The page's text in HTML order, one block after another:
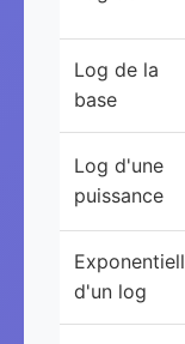
Log de la
base
Log d'une
puissance
d'un log